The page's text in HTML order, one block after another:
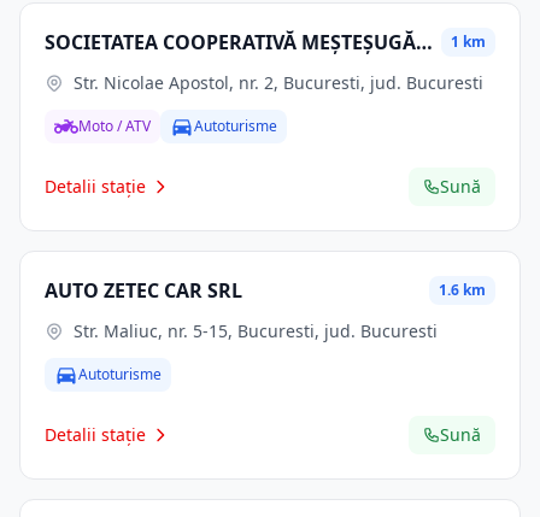
SOCIETATEA COOPERATIVĂ MEŞTEŞUGĂREASCĂ AUTOMECANICA SCM 1 km
Str. Nicolae Apostol, nr. 2, Bucuresti, jud. Bucuresti
Moto / ATV Autoturisme
Detalii stație Sună
AUTO ZETEC CAR SRL 1.6 km
Str. Maliuc, nr. 5-15, Bucuresti, jud. Bucuresti
Autoturisme
Detalii stație Sună